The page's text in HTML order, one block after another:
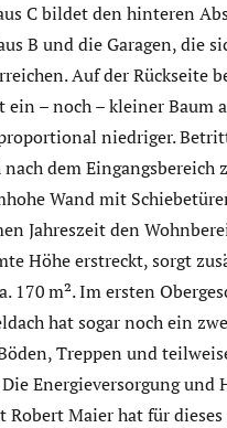
C bildet den hinteren
B und die Garagen, die
Auf der Rückseite
– noch – kleiner Baum
niedriger.
dem Eingangsbereich
Wand mit
Jahreszeit den
Höhe erstreckt, sorgt
170 m². Im ersten
hat sogar noch ein
Treppen und
Energieversorgung und
Maier hat für